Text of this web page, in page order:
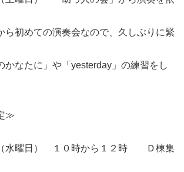
初めての演奏会なので、久しぶりに緊
なたに」や「yesterday」の練習をし
≫
曜日） １０時から１２時 Ｄ棟集